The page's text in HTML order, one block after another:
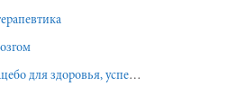
здоровья, успеха и отношений